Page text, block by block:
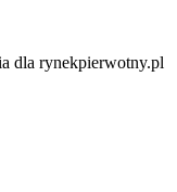
dla rynekpierwotny.pl